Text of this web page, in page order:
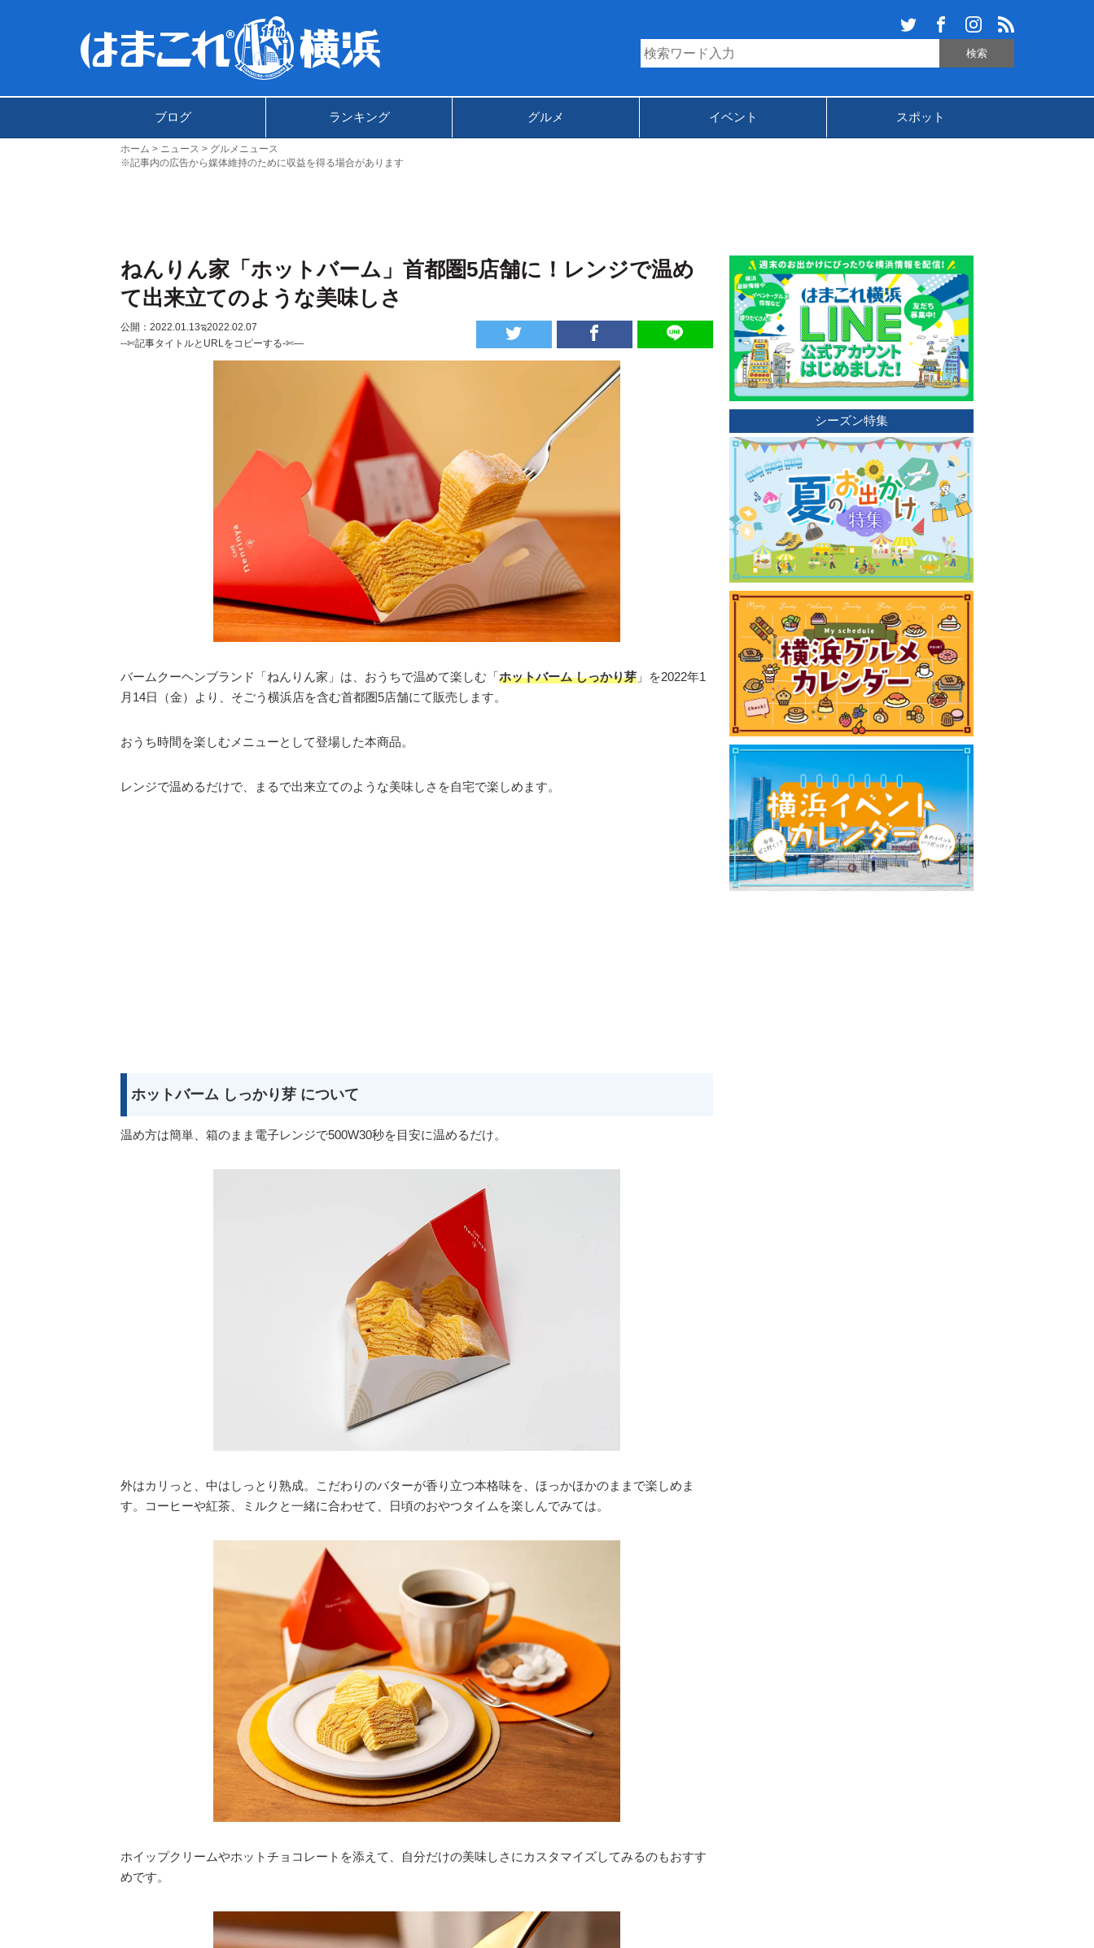
ブログ ランキング グルメ イベント スポット
ホーム ニュース
グルメニュース
※記事内の広告から媒体維持のために収益を得る場合があります
ねんりん家「ホットバーム」首都圏5店舗に！レンジで温め
て出来立てのような美味しさ
公開：2022.01.13ಇ2022.02.07
--✄記事タイトルとURLをコピーする-✄—
バームクーヘンブランド「ねんりん家」は、おうちで温めて楽しむ「ホットバーム しっかり芽 」を2022年1
月14日（金）より、そごう横浜店を含む首都圏5店舗にて販売します。
おうち時間を楽しむメニューとして登場した本商品。
レンジで温めるだけで、まるで出来立てのような美味しさを自宅で楽しめます。
ホットバーム しっかり芽 について
温め方は簡単、箱のまま電子レンジで500W30秒を目安に温めるだけ。
外はカリっと、中はしっとり熟成。こだわりのバターが香り立つ本格味を、ほっかほかのままで楽しめま
す。コーヒーや紅茶、ミルクと一緒に合わせて、日頃のおやつタイムを楽しんでみては。
ホイップクリームやホットチョコレートを添えて、自分だけの美味しさにカスタマイズしてみるのもおすす
めです。
シーズン特集